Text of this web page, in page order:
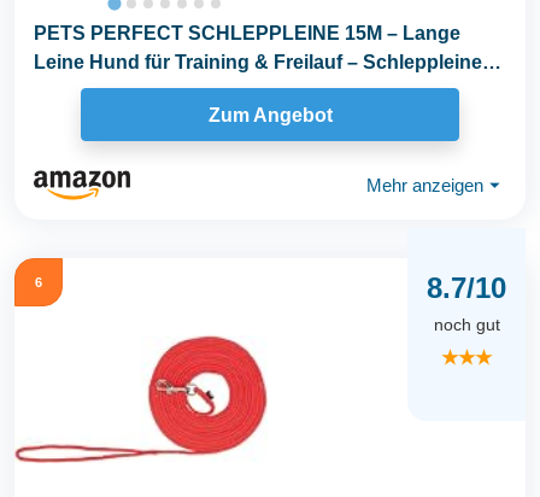
PETS PERFECT SCHLEPPLEINE 15M – Lange
Leine Hund für Training & Freilauf – Schleppleine
Kleine...
Zum Angebot
Mehr anzeigen ⏷
6 8.7/10
noch gut
★★★